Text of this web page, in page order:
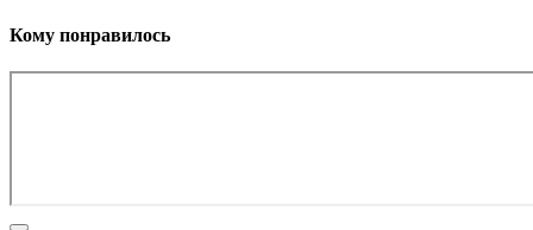
Кому понравилось